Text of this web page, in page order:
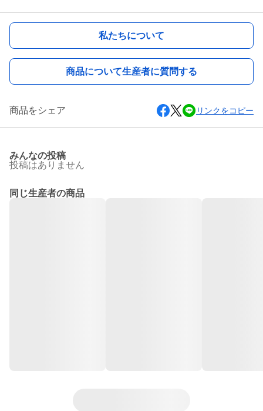
私たちについて
商品について生産者に質問する
商品をシェア リンクをコピー
みんなの投稿
投稿はありません
同じ生産者の商品